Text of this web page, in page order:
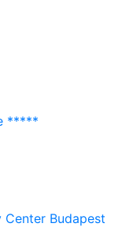
*****
Budapest